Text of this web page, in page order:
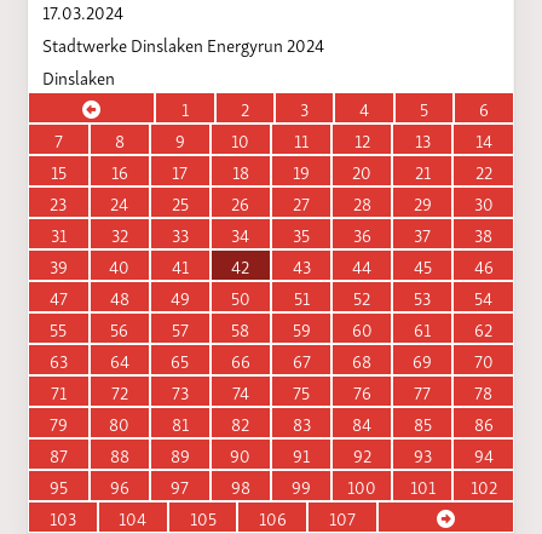
17.03.2024
Stadtwerke Dinslaken Energyrun 2024
Dinslaken
1
2 3 4 5
6
7
8 9 10 11 12 13
14
15
16 17 18 19 20 21
22
23
24 25 26 27 28 29
30
31
32 33 34 35 36 37
38
39
40 41 42 43 44 45
46
47
48 49 50 51 52 53
54
55
56 57 58 59 60 61
62
63
64 65 66 67 68 69
70
71
72 73 74 75 76 77
78
79
80 81 82 83 84 85
86
87
88 89 90 91 92 93
94
95
96 97 98 99 100 101
102
103
104 105 106 107